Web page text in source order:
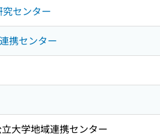
センター
携センター
大学地域連携センター